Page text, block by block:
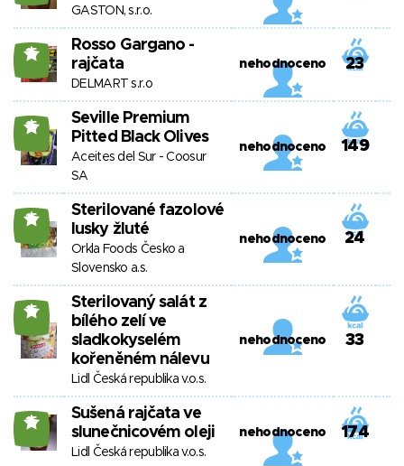
GASTON, s.r.o.
15
Rosso Gargano -
rajčata
DELMART s.r.o
nehodnoceno 23
15
Seville Premium
Pitted Black Olives
Aceites del Sur - Coosur
SA
nehodnoceno 149
15
Sterilované fazolové
lusky žluté
Orkla Foods Česko a
Slovensko a.s.
nehodnoceno 24
15
Sterilovaný salát z
bílého zelí ve
sladkokyselém
kořeněném nálevu
Lidl Česká republika v.o.s.
nehodnoceno 33
15
Sušená rajčata ve
slunečnicovém oleji
Lidl Česká republika v.o.s.
nehodnoceno 174